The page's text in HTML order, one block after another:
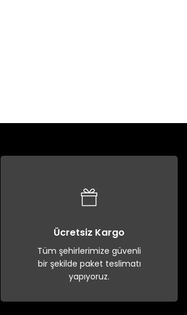
Ücretsiz Kargo
Tüm şehirlerimize güvenli
bir şekilde paket teslimatı
yapıyoruz.